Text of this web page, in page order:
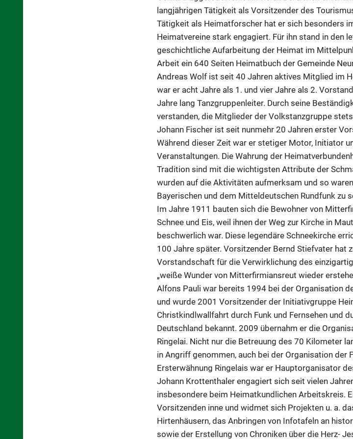
langjährigen Tätigkeit als Vorsitzender des
Tätigkeit als Heimatforscher hat er sich besonders
Heimatvereine stark engagiert. Für ihn stand in den
geschichtliche Aufarbeitung der Heimat im
Arbeit ein 640 Seiten Heimatbuch der Gemeinde
Andreas Wolf ist seit 40 Jahren aktives Mitglied im
war er acht Jahre als 1. und vier Jahre als 2.
Jahre lang Tanzgruppenleiter. Durch seine
verstanden, die Mitglieder der Volkstanzgruppe
Johann Fischer ist seit nunmehr 20 Jahren erster
Während dieser Zeit war er stetiger Motor, Initiator
Veranstaltungen. Die Wahrung der
Tradition sind mit die wichtigsten Attribute der
wurden auf die Aktivitäten aufmerksam und so
Bayerischen und dem Mitteldeutschen Rundfunk zu
Im Jahre 1911 bauten sich die Bewohner von
Schnee und Eis, weil ihnen der Weg zur Kirche in
beschwerlich war. Diese legendäre Schneekirche
100 Jahre später. Vorsitzender Bernd Stiefvater hat
Vorstandschaft für die Verwirklichung des
„weiße Wunder von Mitterfirmiansreut wieder
Alfons Pauli war bereits 1994 bei der Organisation
und wurde 2001 Vorsitzender der Initiativgruppe
Christkindlwallfahrt durch Funk und Fernsehen und
Deutschland bekannt. 2009 übernahm er die
Ringelai. Nicht nur die Betreuung des 70 Kilometer
in Angriff genommen, auch bei der Organisation der
Ersterwähnung Ringelais war er Hauptorganisator
Johann Krottenthaler engagiert sich seit vielen
insbesondere beim Heimatkundlichen Arbeitskreis.
Vorsitzenden inne und widmet sich Projekten u. a.
Hirtenhäusern, das Anbringen von Infotafeln an
sowie der Erstellung von Chroniken über die Herz-